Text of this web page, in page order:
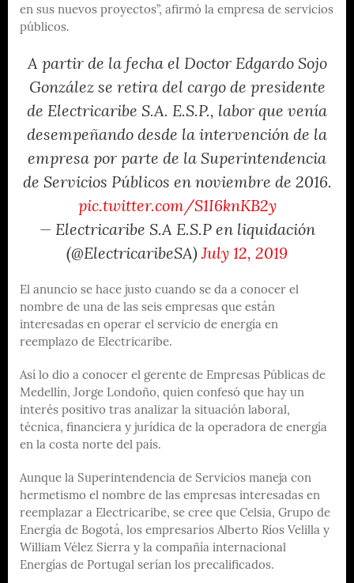
en sus nuevos proyectos”, afirmó la empresa de servicios
públicos.
A partir de la fecha el Doctor Edgardo Sojo
González se retira del cargo de presidente
de Electricaribe S.A. E.S.P., labor que venía
desempeñando desde la intervención de la
empresa por parte de la Superintendencia
de Servicios Públicos en noviembre de 2016.
pic.twitter.com/S1I6knKB2y
— Electricaribe S.A E.S.P en liquidación
(@ElectricaribeSA)July 12, 2019
El anuncio se hace justo cuando se da a conocer el
nombre de una de las seis empresas que están
interesadas en operar el servicio de energía en
reemplazo de Electricaribe.
Así lo dio a conocer el gerente de Empresas Públicas de
Medellín, Jorge Londoño, quien confesó que hay un
interés positivo tras analizar la situación laboral,
técnica, financiera y jurídica de la operadora de energía
en la costa norte del país.
Aunque la Superintendencia de Servicios maneja con
hermetismo el nombre de las empresas interesadas en
reemplazar a Electricaribe, se cree que Celsia, Grupo de
Energía de Bogotá, los empresarios Alberto Ríos Velilla y
William Vélez Sierra y la compañía internacional
Energías de Portugal serían los precalificados.